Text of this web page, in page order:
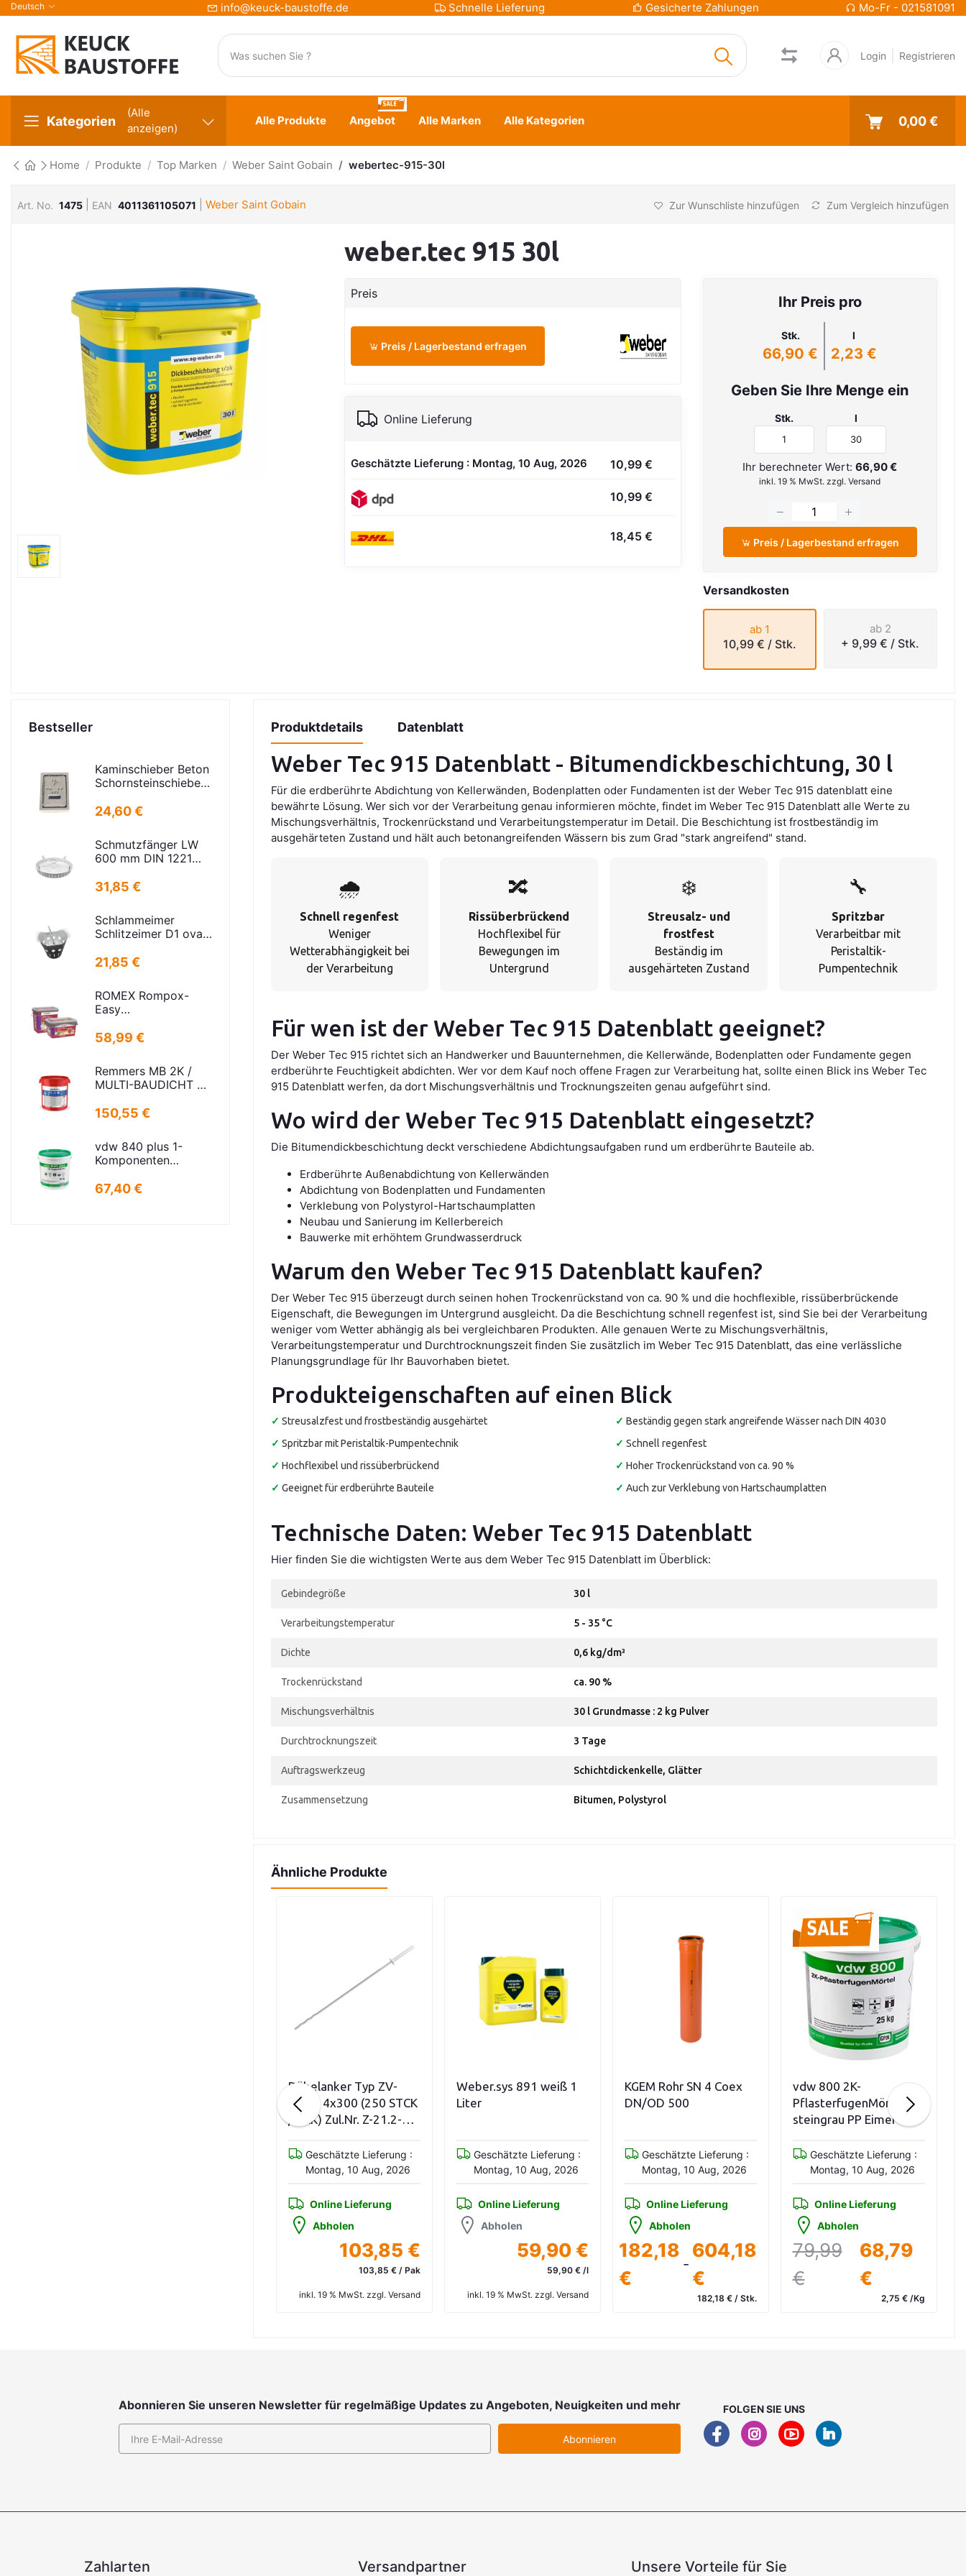
Deutsch info@keuck-baustoffe.de Schnelle Lieferung Gesicherte Zahlungen Mo-Fr - 021581091
Login Registrieren
Kategorien
(Alle
anzeigen)
Alle Produkte Angebot Alle Marken Alle Kategorien 0,00 €
Home Produkte Top Marken Weber Saint Gobain webertec-915-30l
Art. No. 1475 EAN 4011361105071 Weber Saint Gobain Zur Wunschliste hinzufügen Zum Vergleich hinzufügen
weber.tec 915 30l
Preis
Preis / Lagerbestand erfragen
Online Lieferung
Geschätzte Lieferung : Montag, 10 Aug, 2026 10,99 €
10,99 €
18,45 €
Ihr Preis pro
Stk.
66,90 €
l
2,23 €
Geben Sie Ihre Menge ein
Stk. l
Ihr berechneter Wert:66,90 €
inkl. 19 % MwSt. zzgl. Versand
Preis / Lagerbestand erfragen
Versandkosten
ab 1
10,99 € / Stk.
ab 2
+ 9,99 € / Stk.
Bestseller
Kaminschieber Beton
Schornsteinschieber
Rahmenmaß:
16,5x24,5cm
24,60 €
Schmutzfänger LW
600 mm DIN 1221
schwere Ausführung
31,85 €
Schlammeimer
Schlitzeimer D1 oval
Stahl verz.f
H=325mm
D=395mm
21,85 €
ROMEX Rompox-
Easy
Sand-basalt 25kg
58,99 €
Remmers MB 2K /
MULTI-BAUDICHT 2K
150,55 €
vdw 840 plus 1-
Komponenten
steingrau 25kg
67,40 €
Produktdetails Datenblatt
Weber Tec 915 Datenblatt - Bitumendickbeschichtung, 30 l
Für die erdberührte Abdichtung von Kellerwänden, Bodenplatten oder Fundamenten ist der Weber Tec 915 datenblatt eine
bewährte Lösung. Wer sich vor der Verarbeitung genau informieren möchte, findet im Weber Tec 915 Datenblatt alle Werte zu
Mischungsverhältnis, Trockenrückstand und Verarbeitungstemperatur im Detail. Die Beschichtung ist frostbeständig im
ausgehärteten Zustand und hält auch betonangreifenden Wässern bis zum Grad "stark angreifend" stand.
🌧️
Schnell regenfest
Weniger
Wetterabhängigkeit bei
der Verarbeitung
🔀
Rissüberbrückend
Hochflexibel für
Bewegungen im
Untergrund
❄️
Streusalz- und
frostfest
Beständig im
ausgehärteten Zustand
🔧
Spritzbar
Verarbeitbar mit
Peristaltik-
Pumpentechnik
Für wen ist der Weber Tec 915 Datenblatt geeignet?
Der Weber Tec 915 richtet sich an Handwerker und Bauunternehmen, die Kellerwände, Bodenplatten oder Fundamente gegen
erdberührte Feuchtigkeit abdichten. Wer vor dem Kauf noch offene Fragen zur Verarbeitung hat, sollte einen Blick ins Weber Tec
915 Datenblatt werfen, da dort Mischungsverhältnis und Trocknungszeiten genau aufgeführt sind.
Wo wird der Weber Tec 915 Datenblatt eingesetzt?
Die Bitumendickbeschichtung deckt verschiedene Abdichtungsaufgaben rund um erdberührte Bauteile ab.
Erdberührte Außenabdichtung von Kellerwänden
Abdichtung von Bodenplatten und Fundamenten
Verklebung von Polystyrol-Hartschaumplatten
Neubau und Sanierung im Kellerbereich
Bauwerke mit erhöhtem Grundwasserdruck
Warum den Weber Tec 915 Datenblatt kaufen?
Der Weber Tec 915 überzeugt durch seinen hohen Trockenrückstand von ca. 90 % und die hochflexible, rissüberbrückende
Eigenschaft, die Bewegungen im Untergrund ausgleicht. Da die Beschichtung schnell regenfest ist, sind Sie bei der Verarbeitung
weniger vom Wetter abhängig als bei vergleichbaren Produkten. Alle genauen Werte zu Mischungsverhältnis,
Verarbeitungstemperatur und Durchtrocknungszeit finden Sie zusätzlich im Weber Tec 915 Datenblatt, das eine verlässliche
Planungsgrundlage für Ihr Bauvorhaben bietet.
Produkteigenschaften auf einen Blick
✓ Streusalzfest und frostbeständig ausgehärtet ✓ Beständig gegen stark angreifende Wässer nach DIN 4030
✓ Spritzbar mit Peristaltik-Pumpentechnik ✓ Schnell regenfest
✓ Hochflexibel und rissüberbrückend ✓ Hoher Trockenrückstand von ca. 90 %
✓ Geeignet für erdberührte Bauteile ✓ Auch zur Verklebung von Hartschaumplatten
Technische Daten: Weber Tec 915 Datenblatt
Hier finden Sie die wichtigsten Werte aus dem Weber Tec 915 Datenblatt im Überblick:
Gebindegröße 30 l
Verarbeitungstemperatur 5 - 35 °C
Dichte 0,6 kg/dm³
Trockenrückstand ca. 90 %
Mischungsverhältnis 30 l Grundmasse : 2 kg Pulver
Durchtrocknungszeit 3 Tage
Auftragswerkzeug Schichtdickenkelle, Glätter
Zusammensetzung Bitumen, Polystyrol
Ähnliche Produkte
Welle 4x300 (250 STCK
/ PAK) Zul.Nr. Z-21.2-
Geschätzte Lieferung :
inkl. 19 % MwSt. zzgl. Versand
Weber.sys 891 weiß 1
Liter
Geschätzte Lieferung :
Montag, 10 Aug, 2026
Online Lieferung
59,90 €
inkl. 19 % MwSt. zzgl. Versand
Variationen anzeigen
KGEM Rohr SN 4 Coex
Geschätzte Lieferung :
Montag, 10 Aug, 2026
Online Lieferung
182,18
-
604,18
€
182,18 € / Stk.
vdw 800 2K-
PflasterfugenMörtel
steingrau PP Eimer 25
Geschätzte Lieferung :
Montag, 10 Aug, 2026
Online Lieferung
79,99
68,79
KGEA Abzweig DN/
45 Grad
Geschätzte
Montag, 10 Aug,
Online Lieferung
5,36
Abonnieren Sie unseren Newsletter für regelmäßige Updates zu Angeboten, Neuigkeiten und mehr
Abonnieren
FOLGEN SIE UNS
Zahlarten Versandpartner Unsere Vorteile für Sie